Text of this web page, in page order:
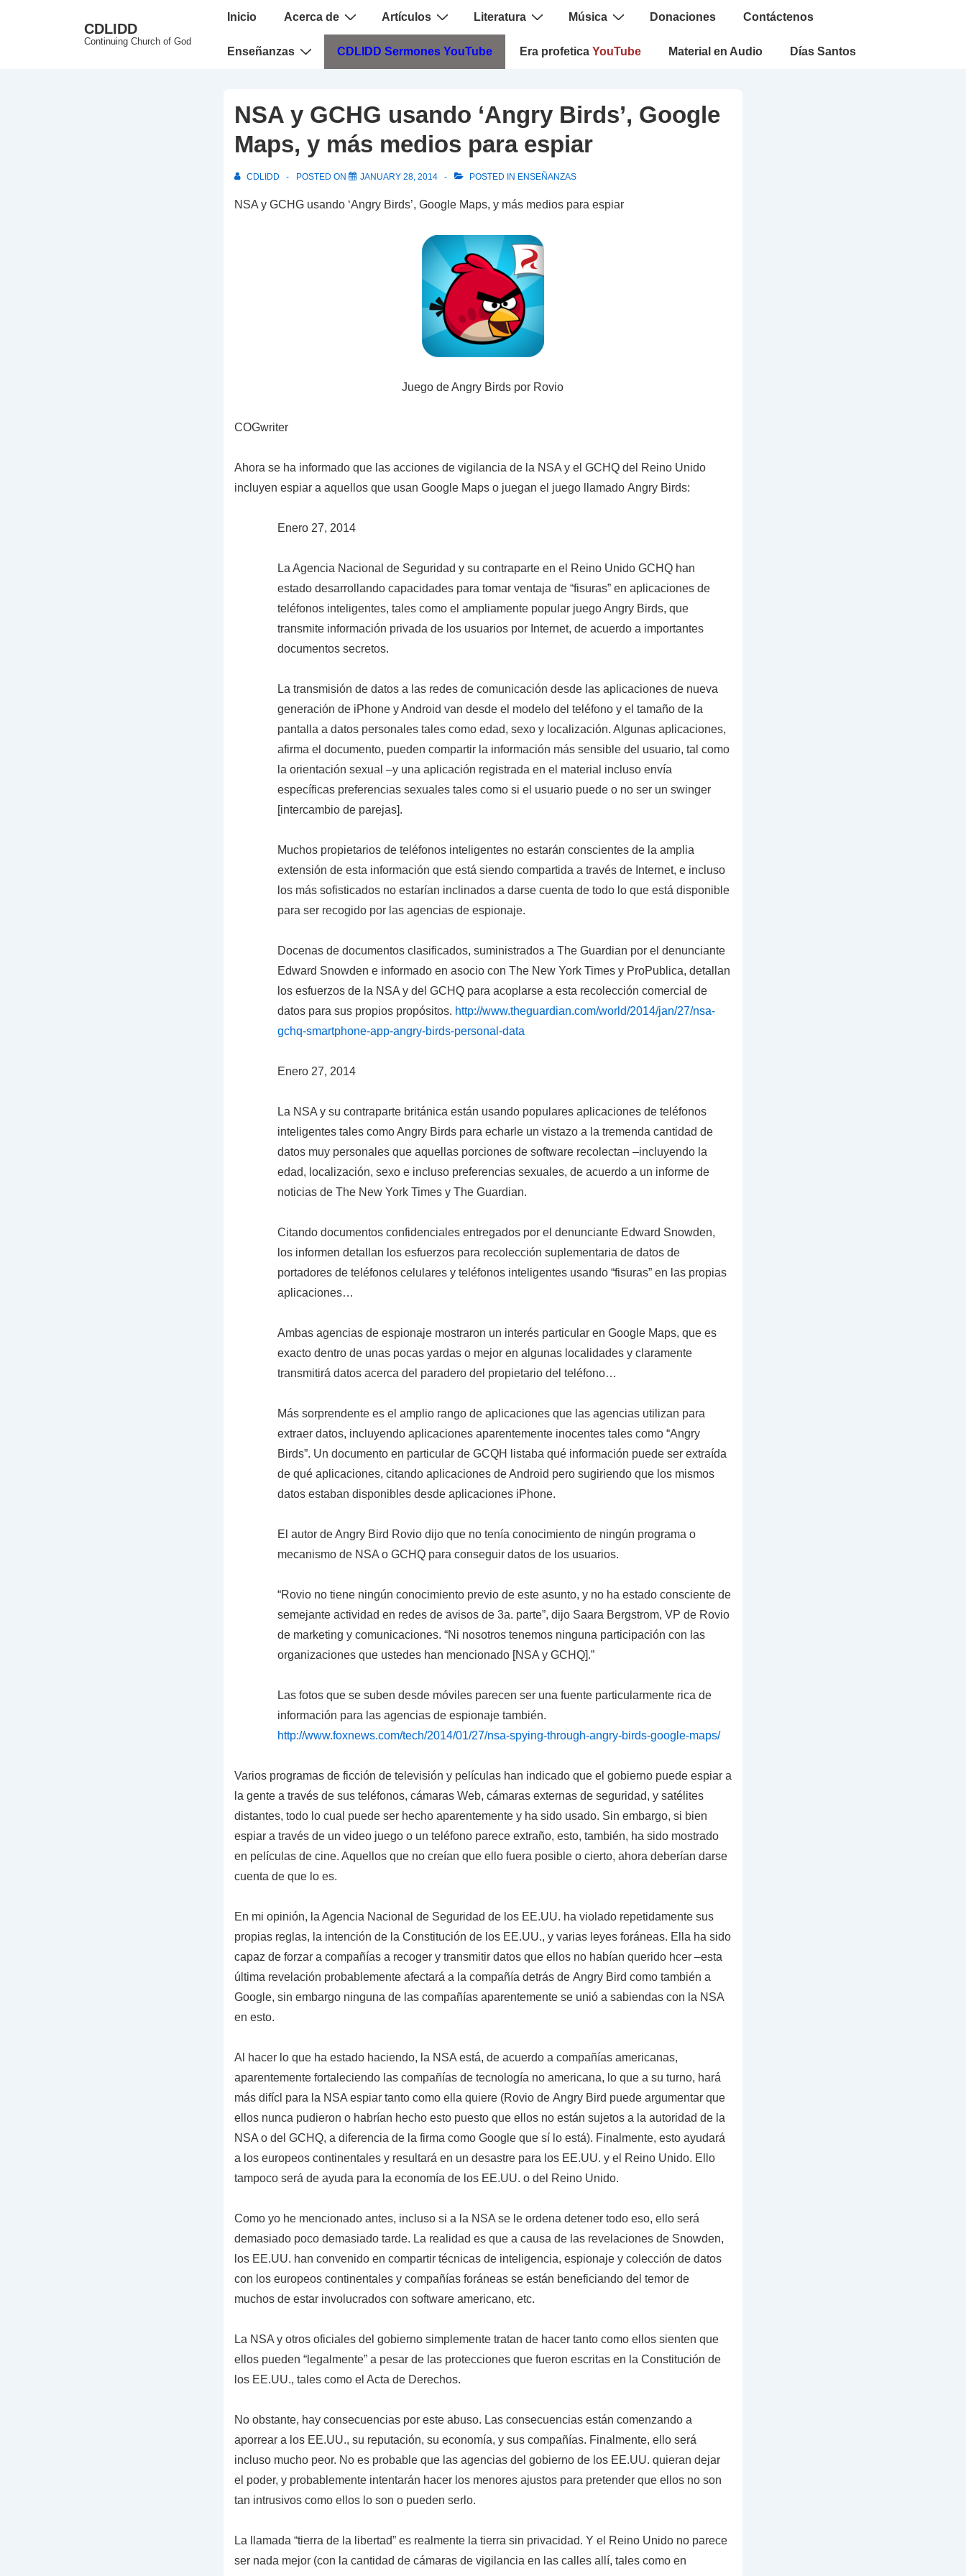
CDLIDD
Continuing Church of God
Main
Inicio Acerca de Artículos Literatura Música Donaciones Contáctenos
Enseñanzas CDLIDD Sermones YouTube Era profetica YouTube Material en Audio Días Santos
NSA y GCHG usando ‘Angry Birds’, Google
Maps, y más medios para espiar
CDLIDD POSTED ON JANUARY 28, 2014 POSTED IN ENSEÑANZAS
NSA y GCHG usando ‘Angry Birds’, Google Maps, y más medios para espiar
Juego de Angry Birds por Rovio
COGwriter
Ahora se ha informado que las acciones de vigilancia de la NSA y el GCHQ del Reino Unido
incluyen espiar a aquellos que usan Google Maps o juegan el juego llamado Angry Birds:
Enero 27, 2014
La Agencia Nacional de Seguridad y su contraparte en el Reino Unido GCHQ han
estado desarrollando capacidades para tomar ventaja de “fisuras” en aplicaciones de
teléfonos inteligentes, tales como el ampliamente popular juego Angry Birds, que
transmite información privada de los usuarios por Internet, de acuerdo a importantes
documentos secretos.
La transmisión de datos a las redes de comunicación desde las aplicaciones de nueva
generación de iPhone y Android van desde el modelo del teléfono y el tamaño de la
pantalla a datos personales tales como edad, sexo y localización. Algunas aplicaciones,
afirma el documento, pueden compartir la información más sensible del usuario, tal como
la orientación sexual –y una aplicación registrada en el material incluso envía
específicas preferencias sexuales tales como si el usuario puede o no ser un swinger
[intercambio de parejas].
Muchos propietarios de teléfonos inteligentes no estarán conscientes de la amplia
extensión de esta información que está siendo compartida a través de Internet, e incluso
los más sofisticados no estarían inclinados a darse cuenta de todo lo que está disponible
para ser recogido por las agencias de espionaje.
Docenas de documentos clasificados, suministrados a The Guardian por el denunciante
Edward Snowden e informado en asocio con The New York Timesy ProPublica, detallan
los esfuerzos de la NSA y del GCHQ para acoplarse a esta recolección comercial de
datos para sus propios propósitos. http://www.theguardian.com/world/2014/jan/27/nsa-
gchq-smartphone-app-angry-birds-personal-data
Enero 27, 2014
La NSA y su contraparte británica están usando populares aplicaciones de teléfonos
inteligentes tales como Angry Birds para echarle un vistazo a la tremenda cantidad de
datos muy personales que aquellas porciones de software recolectan –incluyendo la
edad, localización, sexo e incluso preferencias sexuales, de acuerdo a un informe de
noticias de The New York Timesy The Guardian.
Citando documentos confidenciales entregados por el denunciante Edward Snowden,
los informen detallan los esfuerzos para recolección suplementaria de datos de
portadores de teléfonos celulares y teléfonos inteligentes usando “fisuras” en las propias
aplicaciones…
Ambas agencias de espionaje mostraron un interés particular en Google Maps, que es
exacto dentro de unas pocas yardas o mejor en algunas localidades y claramente
transmitirá datos acerca del paradero del propietario del teléfono…
Más sorprendente es el amplio rango de aplicaciones que las agencias utilizan para
extraer datos, incluyendo aplicaciones aparentemente inocentes tales como “Angry
Birds”. Un documento en particular de GCQH listaba qué información puede ser extraída
de qué aplicaciones, citando aplicaciones de Android pero sugiriendo que los mismos
datos estaban disponibles desde aplicaciones iPhone.
El autor de Angry Bird Rovio dijo que no tenía conocimiento de ningún programa o
mecanismo de NSA o GCHQ para conseguir datos de los usuarios.
“Rovio no tiene ningún conocimiento previo de este asunto, y no ha estado consciente de
semejante actividad en redes de avisos de 3a. parte”, dijo Saara Bergstrom, VP de Rovio
de marketing y comunicaciones. “Ni nosotros tenemos ninguna participación con las
organizaciones que ustedes han mencionado [NSA y GCHQ].”
Las fotos que se suben desde móviles parecen ser una fuente particularmente rica de
información para las agencias de espionaje también.
http://www.foxnews.com/tech/2014/01/27/nsa-spying-through-angry-birds-google-maps/
Varios programas de ficción de televisión y películas han indicado que el gobierno puede espiar a
la gente a través de sus teléfonos, cámaras Web, cámaras externas de seguridad, y satélites
distantes, todo lo cual puede ser hecho aparentemente y ha sido usado. Sin embargo, si bien
espiar a través de un video juego o un teléfono parece extraño, esto, también, ha sido mostrado
en películas de cine. Aquellos que no creían que ello fuera posible o cierto, ahora deberían darse
cuenta de que lo es.
En mi opinión, la Agencia Nacional de Seguridad de los EE.UU. ha violado repetidamente sus
propias reglas, la intención de la Constitución de los EE.UU., y varias leyes foráneas. Ella ha sido
capaz de forzar a compañías a recoger y transmitir datos que ellos no habían querido hcer –esta
última revelación probablemente afectará a la compañía detrás de Angry Bird como también a
Google, sin embargo ninguna de las compañías aparentemente se unió a sabiendas con la NSA
en esto.
Al hacer lo que ha estado haciendo, la NSA está, de acuerdo a compañías americanas,
aparentemente fortaleciendo las compañías de tecnología no americana, lo que a su turno, hará
más difícl para la NSA espiar tanto como ella quiere (Rovio de Angry Bird puede argumentar que
ellos nunca pudieron o habrían hecho esto puesto que ellos no están sujetos a la autoridad de la
NSA o del GCHQ, a diferencia de la firma como Google que sí lo está). Finalmente, esto ayudará
a los europeos continentales y resultará en un desastre para los EE.UU. y el Reino Unido. Ello
tampoco será de ayuda para la economía de los EE.UU. o del Reino Unido.
Como yo he mencionado antes, incluso si a la NSA se le ordena detener todo eso, ello será
demasiado poco demasiado tarde. La realidad es que a causa de las revelaciones de Snowden,
los EE.UU. han convenido en compartir técnicas de inteligencia, espionaje y colección de datos
con los europeos continentales y compañías foráneas se están beneficiando del temor de
muchos de estar involucrados con software americano, etc.
La NSA y otros oficiales del gobierno simplemente tratan de hacer tanto como ellos sienten que
ellos pueden “legalmente” a pesar de las protecciones que fueron escritas en la Constitución de
los EE.UU., tales como el Acta de Derechos.
No obstante, hay consecuencias por este abuso. Las consecuencias están comenzando a
aporrear a los EE.UU., su reputación, su economía, y sus compañías. Finalmente, ello será
incluso mucho peor. No es probable que las agencias del gobierno de los EE.UU. quieran dejar
el poder, y probablemente intentarán hacer los menores ajustos para pretender que ellos no son
tan intrusivos como ellos lo son o pueden serlo.
La llamada “tierra de la libertad” es realmente la tierra sin privacidad. Y el Reino Unido no parece
ser nada mejor (con la cantidad de cámaras de vigilancia en las calles allí, tales como en